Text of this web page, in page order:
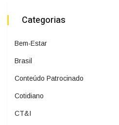
Categorias
Bem-Estar
Brasil
Conteúdo Patrocinado
Cotidiano
CT&I